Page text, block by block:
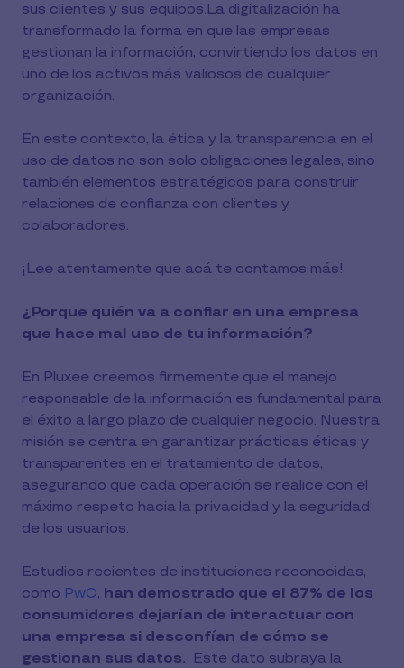
sus clientes y sus equipos.La digitalización ha
transformado la forma en que las empresas
gestionan la información, convirtiendo los datos en
uno de los activos más valiosos de cualquier
organización.
En este contexto, la ética y la transparencia en el
uso de datos no son solo obligaciones legales, sino
también elementos estratégicos para construir
relaciones de confianza con clientes y
colaboradores.
¡Lee atentamente que acá te contamos más!
¿Porque quién va a confiar en una empresa
que hace mal uso de tu información?
En Pluxee creemos firmemente que el manejo
responsable de la información es fundamental para
el éxito a largo plazo de cualquier negocio. Nuestra
misión se centra en garantizar prácticas éticas y
transparentes en el tratamiento de datos,
asegurando que cada operación se realice con el
máximo respeto hacia la privacidad y la seguridad
de los usuarios.
Estudios recientes de instituciones reconocidas,
como PwC, han demostrado que el 87% de los
consumidores dejarían de interactuar con
una empresa si desconfían de cómo se
gestionan sus datos. Este dato subraya la